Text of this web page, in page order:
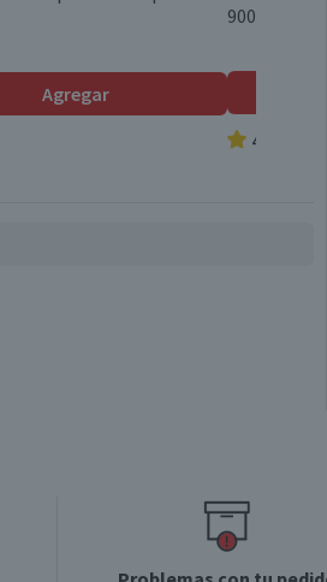
Agregar
900 ml
4.8